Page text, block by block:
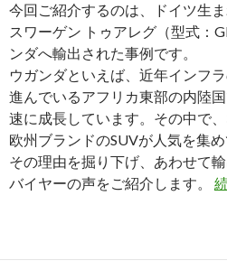
高
性
能
コ
ン
パ
ク
ト
カ
東
今回ご紹介するのは、ドイツ生
スワーゲン トゥアレグ（型式：
ンダへ輸出された事例です。
ウガンダといえば、近年インフ
進んでいるアフリカ東部の内陸
速に成長しています。その中で
欧州ブランドのSUVが人気を集
その理由を掘り下げ、あわせて
バイヤーの声をご紹介します。